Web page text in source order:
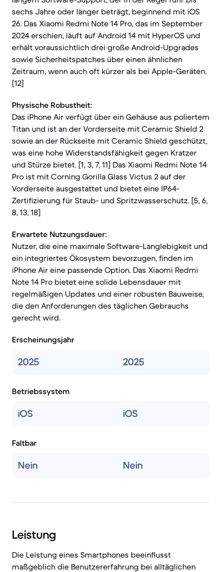
sechs Jahre oder länger beträgt, beginnend mit iOS
26. Das Xiaomi Redmi Note 14 Pro, das im September
2024 erschien, läuft auf Android 14 mit HyperOS und
erhält voraussichtlich drei große Android-Upgrades
sowie Sicherheitspatches über einen ähnlichen
Zeitraum, wenn auch oft kürzer als bei Apple-Geräten.
[12]
Physische Robustheit:
Das iPhone Air verfügt über ein Gehäuse aus poliertem
Titan und ist an der Vorderseite mit Ceramic Shield 2
sowie an der Rückseite mit Ceramic Shield geschützt,
was eine hohe Widerstandsfähigkeit gegen Kratzer
und Stürze bietet. [1, 3, 7, 11] Das Xiaomi Redmi Note 14
Pro ist mit Corning Gorilla Glass Victus 2 auf der
Vorderseite ausgestattet und bietet eine IP64-
Zertifizierung für Staub- und Spritzwasserschutz. [5, 6,
8, 13, 18]
Erwartete Nutzungsdauer:
Nutzer, die eine maximale Software-Langlebigkeit und
ein integriertes Ökosystem bevorzugen, finden im
iPhone Air eine passende Option. Das Xiaomi Redmi
Note 14 Pro bietet eine solide Lebensdauer mit
regelmäßigen Updates und einer robusten Bauweise,
die den Anforderungen des täglichen Gebrauchs
gerecht wird.
Erscheinungsjahr
2025 2025
Betriebssystem
iOS iOS
Faltbar
Nein Nein
Leistung
Die Leistung eines Smartphones beeinflusst
maßgeblich die Benutzererfahrung bei alltäglichen